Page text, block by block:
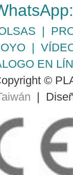
|
|
EN
©
|